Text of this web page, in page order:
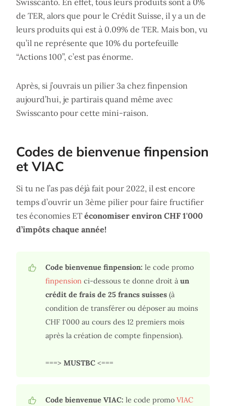
Swisscanto. En effet, tous leurs produits sont à 0%
de TER, alors que pour le Crédit Suisse, il y a un de
leurs produits qui est à 0.09% de TER. Mais bon, vu
qu’il ne représente que 10% du portefeuille
“Actions 100”, c’est pas énorme.
Après, si j’ouvrais un pilier 3a chez finpension
aujourd’hui, je partirais quand même avec
Swisscanto pour cette mini-raison.
Codes de bienvenue finpension
et VIAC
Si tu ne l’as pas déjà fait pour 2022, il est encore
temps d’ouvrir un 3ème pilier pour faire fructifier
tes économies ET économiser environ CHF 1'000
d’impôts chaque année!
Code bienvenue finpension: le code promo
finpensionci-dessous te donne droit à un
crédit de frais de 25 francs suisses(à
condition de transférer ou déposer au moins
CHF 1'000 au cours des 12 premiers mois
après la création de compte finpension).
===> MUSTBC<===
Code bienvenue VIAC: le code promo VIAC